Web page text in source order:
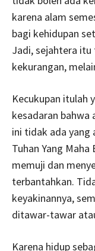
karena alam
bagi kehidupan
Jadi, sejahtera itu
kekurangan,
Kecukupan itulah
kesadaran bahwa
ini tidak ada yang
Tuhan Yang
memuji dan
terbantahkan.
keyakinannya,
ditawar-tawar
Karena hidup